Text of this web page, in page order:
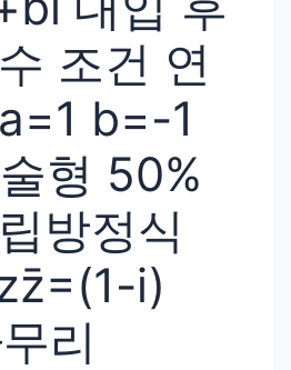
조건 연
b=-1
형 50%
방정식
i)
리